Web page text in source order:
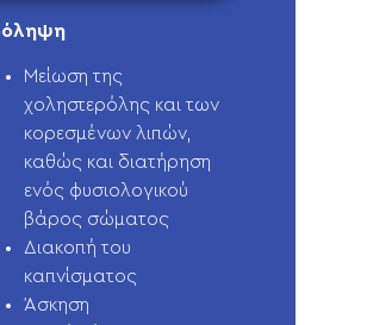
Μείωση της
χοληστερόλης και των
κορεσμένων λιπών,
καθώς και διατήρηση
ενός φυσιολογικού
βάρος σώματος
Διακοπή του
καπνίσματος
Άσκηση